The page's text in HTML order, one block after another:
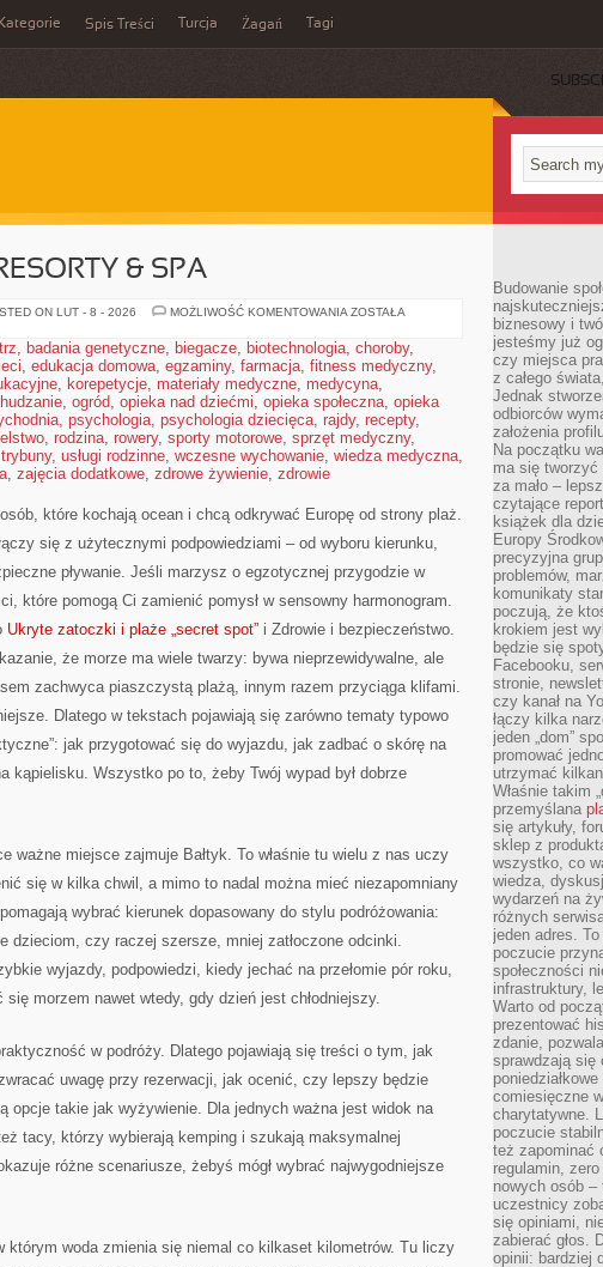
Kategorie Spis Treści Turcja Żagań Tagi
& SPA
ON LUT - 8 - 2026 MOŻLIWOŚĆ KOMENTOWANIA LUKSUSOWE
SPA
ZOSTAŁA
, badania genetyczne, biegacze, biotechnologia, choroby,
, edukacja domowa, egzaminy, farmacja, fitness medyczny,
, korepetycje, materiały medyczne, medycyna,
, ogród, opieka nad dziećmi, opieka społeczna, opieka
, psychologia, psychologia dziecięca, rajdy, recepty,
, rodzina, rowery, sporty motorowe, sprzęt medyczny,
trybuny, usługi rodzinne, wczesne wychowanie, wiedza medyczna,
, zajęcia dodatkowe, zdrowe żywienie, zdrowie
które kochają ocean i chcą odkrywać Europę od strony plaż.
się z użytecznymi podpowiedziami – od wyboru kierunku,
pływanie. Jeśli marzysz o egzotycznej przygodzie w
które pomogą Ci zamienić pomysł w sensowny harmonogram.
Ukryte zatoczki i plaże „secret spot” i Zdrowie i bezpieczeństwo.
że morze ma wiele twarzy: bywa nieprzewidywalne, ale
zachwyca piaszczystą plażą, innym razem przyciąga klifami.
Dlatego w tekstach pojawiają się zarówno tematy typowo
jak przygotować się do wyjazdu, jak zadbać o skórę na
kąpielisku. Wszystko po to, żeby Twój wypad był dobrze
ważne miejsce zajmuje Bałtyk. To właśnie tu wielu z nas uczy
się w kilka chwil, a mimo to nadal można mieć niezapomniany
wybrać kierunek dopasowany do stylu podróżowania:
dzieciom, czy raczej szersze, mniej zatłoczone odcinki.
wyjazdy, podpowiedzi, kiedy jechać na przełomie pór roku,
morzem nawet wtedy, gdy dzień jest chłodniejszy.
w podróży. Dlatego pojawiają się treści o tym, jak
uwagę przy rezerwacji, jak ocenić, czy lepszy będzie
opcje takie jak wyżywienie. Dla jednych ważna jest widok na
tacy, którzy wybierają kemping i szukają maksymalnej
różne scenariusze, żebyś mógł wybrać najwygodniejsze
którym woda zmienia się niemal co kilkaset kilometrów. Tu liczy
Budowanie
biznesowy i
jesteśmy już
czy miejsca
z całego
Jednak
odbiorców
założenia
Na początku
ma się tworzyć
za mało –
czytające
książek dla
Europy
precyzyjna
problemów,
komunikaty
poczują, że
krokiem jest
będzie się
Facebooku,
stronie,
czy kanał na
łączy kilka
jeden „dom”
promować
utrzymać
Właśnie takim
przemyślana
się artykuły,
sklep z
wszystko, co
wiedza,
wydarzeń na
różnych
jeden adres.
poczucie
społeczności
infrastruktury,
Warto od
prezentować
zdanie,
sprawdzają się
comiesięczne
charytatywne.
poczucie
też zapominać
regulamin,
nowych osób
uczestnicy
się opiniami,
zabierać głos.
opinii: bardziej